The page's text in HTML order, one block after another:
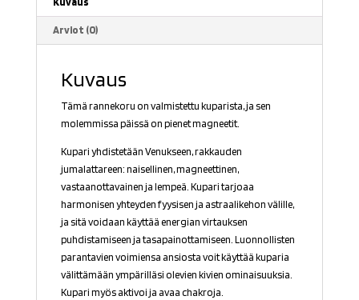
Arviot (0)
Kuvaus
Tämä rannekoru on valmistettu kuparista, ja sen
molemmissa päissä on pienet magneetit.
Kupari yhdistetään Venukseen, rakkauden
jumalattareen: naisellinen, magneettinen,
vastaanottavainen ja lempeä. Kupari tarjoaa
harmonisen yhteyden fyysisen ja astraalikehon välille,
ja sitä voidaan käyttää energian virtauksen
puhdistamiseen ja tasapainottamiseen. Luonnollisten
parantavien voimiensa ansiosta voit käyttää kuparia
välittämään ympärilläsi olevien kivien ominaisuuksia.
Kupari myös aktivoi ja avaa chakroja.